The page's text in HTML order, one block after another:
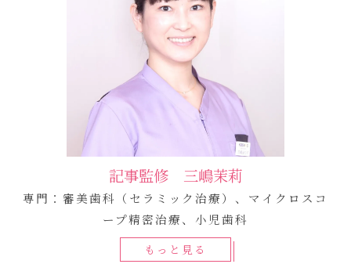
記事監修 三嶋茉莉
専門：審美歯科（セラミック治療）、マイクロスコ
ープ精密治療、小児歯科
もっと見る